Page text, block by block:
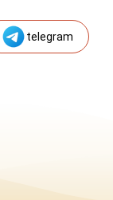
telegram